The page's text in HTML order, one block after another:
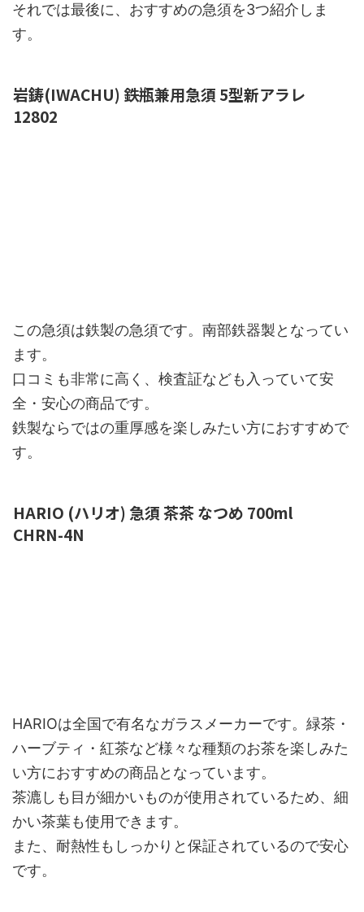
それでは最後に、おすすめの急須を3つ紹介しま
す。
岩鋳(IWACHU) 鉄瓶兼用急須 5型新アラレ
12802
この急須は鉄製の急須です。南部鉄器製となってい
ます。
口コミも非常に高く、検査証なども入っていて安
全・安心の商品です。
鉄製ならではの重厚感を楽しみたい方におすすめで
す。
HARIO (ハリオ) 急須 茶茶 なつめ 700ml
CHRN-4N
HARIOは全国で有名なガラスメーカーです。緑茶・
ハーブティ・紅茶など様々な種類のお茶を楽しみた
い方におすすめの商品となっています。
茶漉しも目が細かいものが使用されているため、細
かい茶葉も使用できます。
また、耐熱性もしっかりと保証されているので安心
です。